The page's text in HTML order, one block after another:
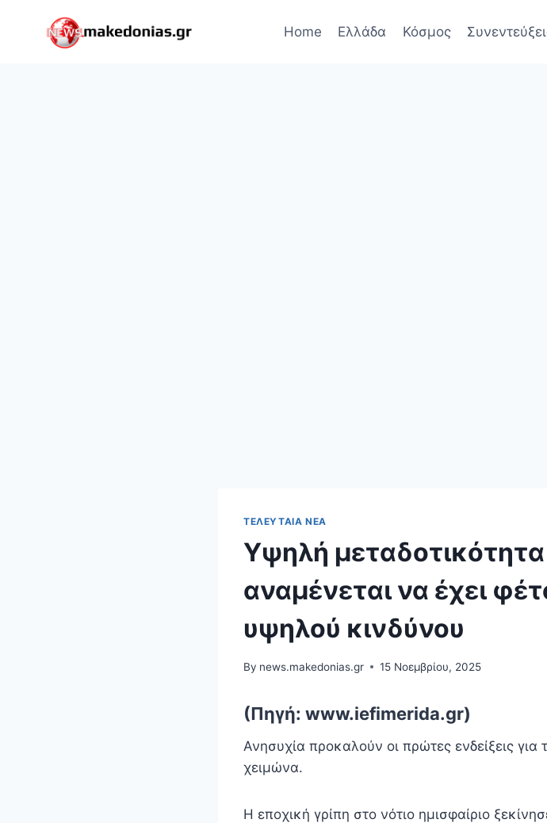
Home Ελλάδα Κόσμος
ΤΕΛΕΥΤΑΊΑ ΝΈΑ
Υψηλή
αναμένεται να έχει
υψηλού κινδύνου
By news.makedonias.gr 15 Νοεμβρίου, 2025
(Πηγή: www.iefimerida.gr)
Ανησυχία προκαλούν οι πρώτες ενδείξεις για
χειμώνα.
Η εποχική γρίπη στο νότιο ημισφαίριο